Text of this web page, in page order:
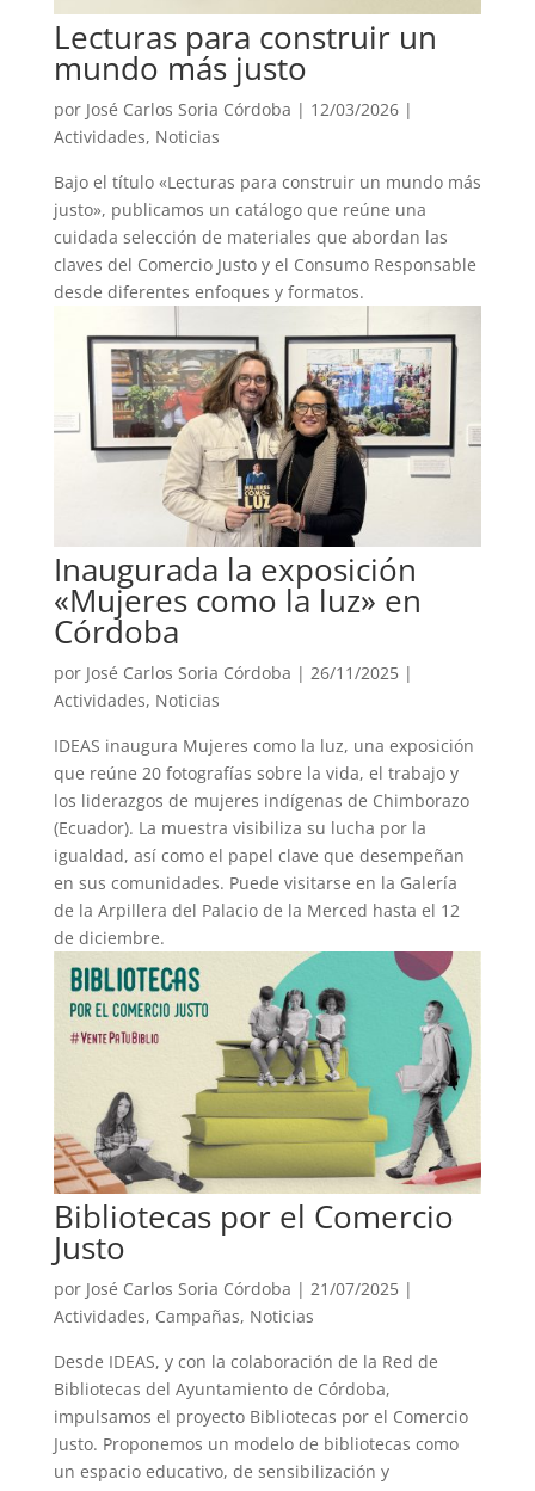
Lecturas para construir un
mundo más justo
por José Carlos Soria Córdoba | 12/03/2026 |
Actividades, Noticias
Bajo el título «Lecturas para construir un mundo más
justo», publicamos un catálogo que reúne una
cuidada selección de materiales que abordan las
claves del Comercio Justo y el Consumo Responsable
desde diferentes enfoques y formatos.
Inaugurada la exposición
«Mujeres como la luz» en
Córdoba
por José Carlos Soria Córdoba | 26/11/2025 |
Actividades, Noticias
IDEAS inaugura Mujeres como la luz, una exposición
que reúne 20 fotografías sobre la vida, el trabajo y
los liderazgos de mujeres indígenas de Chimborazo
(Ecuador). La muestra visibiliza su lucha por la
igualdad, así como el papel clave que desempeñan
en sus comunidades. Puede visitarse en la Galería
de la Arpillera del Palacio de la Merced hasta el 12
de diciembre.
Bibliotecas por el Comercio
Justo
por José Carlos Soria Córdoba | 21/07/2025 |
Actividades, Campañas, Noticias
Desde IDEAS, y con la colaboración de la Red de
Bibliotecas del Ayuntamiento de Córdoba,
impulsamos el proyecto Bibliotecas por el Comercio
Justo. Proponemos un modelo de bibliotecas como
un espacio educativo, de sensibilización y